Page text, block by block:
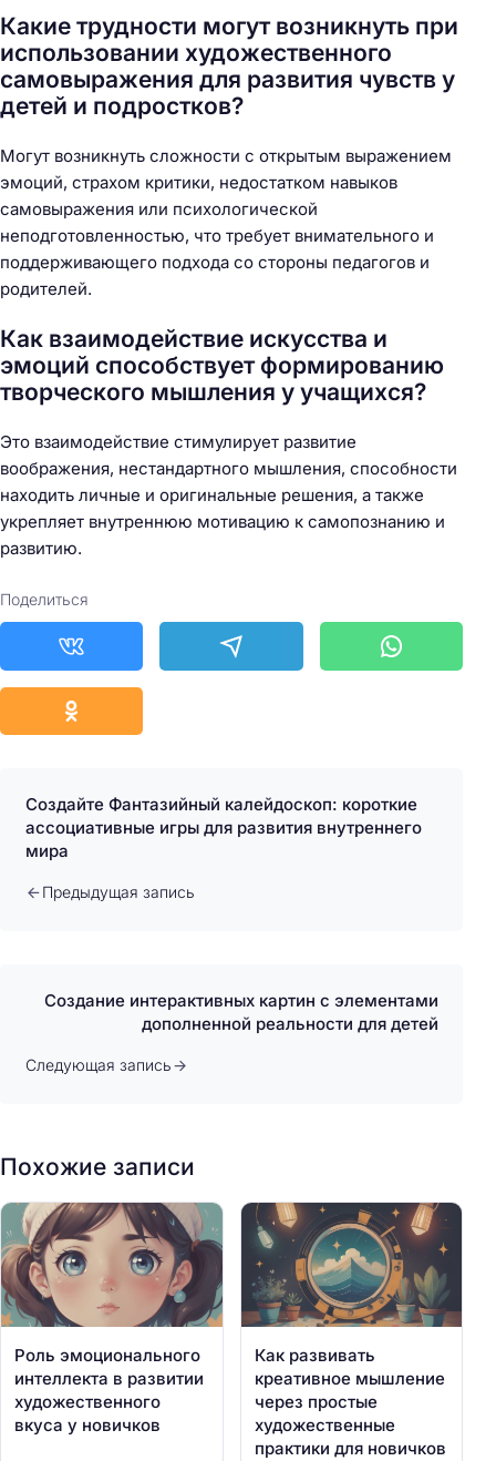
Какие трудности могут возникнуть при
использовании художественного
самовыражения для развития чувств у
детей и подростков?
Могут возникнуть сложности с открытым выражением
эмоций, страхом критики, недостатком навыков
самовыражения или психологической
неподготовленностью, что требует внимательного и
поддерживающего подхода со стороны педагогов и
родителей.
Как взаимодействие искусства и
эмоций способствует формированию
творческого мышления у учащихся?
Это взаимодействие стимулирует развитие
воображения, нестандартного мышления, способности
находить личные и оригинальные решения, а также
укрепляет внутреннюю мотивацию к самопознанию и
развитию.
Поделиться
Создайте Фантазийный калейдоскоп: короткие
ассоциативные игры для развития внутреннего
мира
Предыдущая запись
Создание интерактивных картин с элементами
дополненной реальности для детей
Следующая запись
Похожие записи
Роль эмоционального
интеллекта в развитии
художественного
вкуса у новичков
Как развивать
креативное мышление
через простые
художественные
практики для новичков